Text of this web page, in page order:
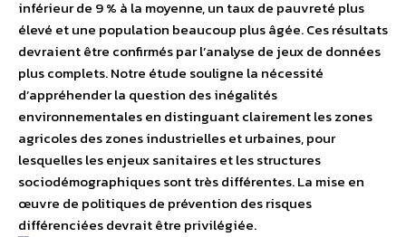
inférieur de 9 % à la moyenne, un taux de pauvreté plus
élevé et une population beaucoup plus âgée. Ces résultats
devraient être confirmés par l’analyse de jeux de données
plus complets. Notre étude souligne la nécessité
d’appréhender la question des inégalités
environnementales en distinguant clairement les zones
agricoles des zones industrielles et urbaines, pour
lesquelles les enjeux sanitaires et les structures
sociodémographiques sont très différentes. La mise en
œuvre de politiques de prévention des risques
différenciées devrait être privilégiée.